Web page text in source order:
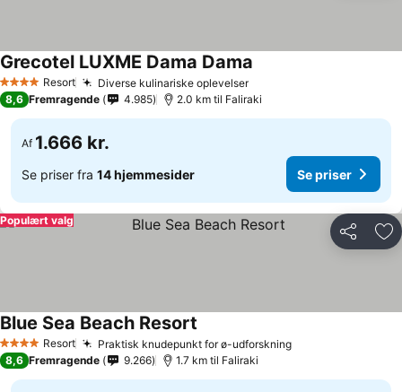
4 StjernerResort Diverse kulinariske oplevelser
Grecotel LUXME Dama Dama
8,6 Fremragende 4.985 2.0 km til Faliraki
Af 1.666 kr.
Se priser fra 14 hjemmesider Se priser
Del
Populært valg
4 StjernerResort Praktisk knudepunkt for ø-udforskning
Blue Sea Beach Resort
8,6 Fremragende 9.266 1.7 km til Faliraki